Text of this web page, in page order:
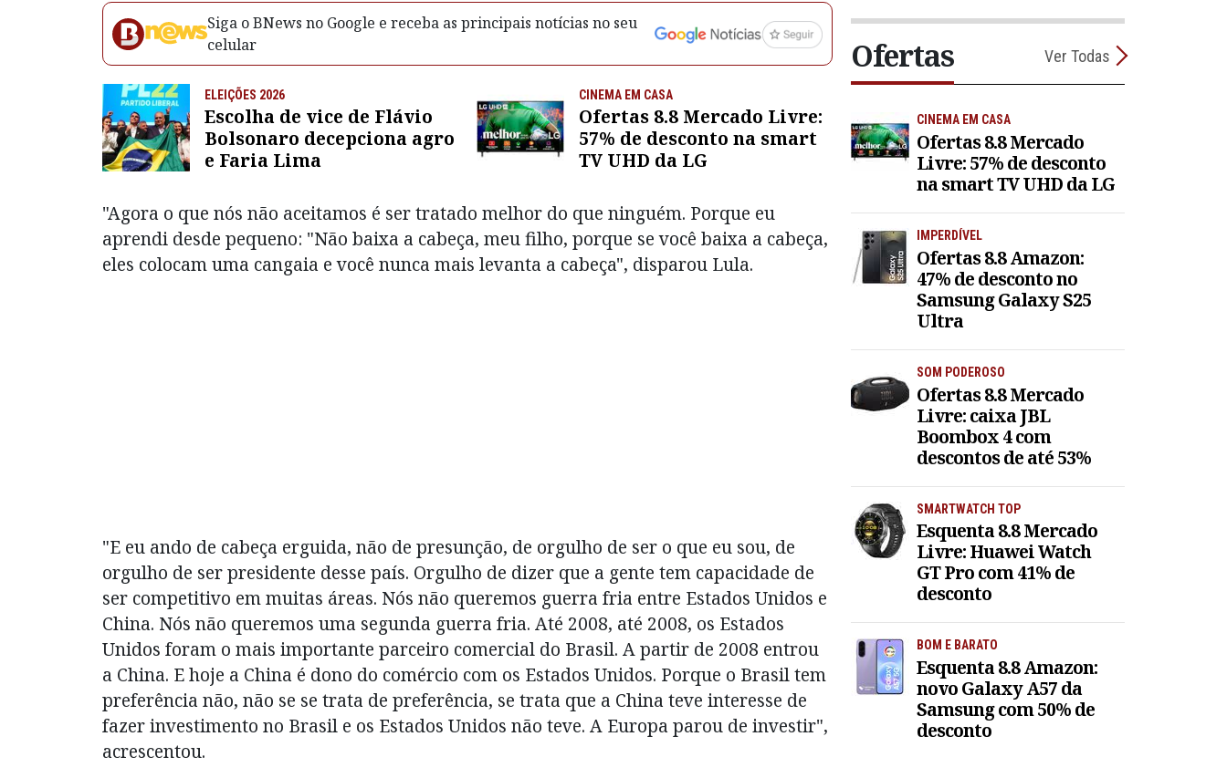
Siga o BNews no Google e receba as principais notícias no seu
celular
ELEIÇÕES 2026
Escolha de vice de Flávio
Bolsonaro decepciona agro
e Faria Lima
CINEMA EM CASA
Ofertas 8.8 Mercado Livre:
57% de desconto na smart
TV UHD da LG
"Agora o que nós não aceitamos é ser tratado melhor do que ninguém. Porque eu
aprendi desde pequeno: "Não baixa a cabeça, meu filho, porque se você baixa a cabeça,
eles colocam uma cangaia e você nunca mais levanta a cabeça", disparou Lula.
"E eu ando de cabeça erguida, não de presunção, de orgulho de ser o que eu sou, de
orgulho de ser presidente desse país. Orgulho de dizer que a gente tem capacidade de
ser competitivo em muitas áreas. Nós não queremos guerra fria entre Estados Unidos e
China. Nós não queremos uma segunda guerra fria. Até 2008, até 2008, os Estados
Unidos foram o mais importante parceiro comercial do Brasil. A partir de 2008 entrou
a China. E hoje a China é dono do comércio com os Estados Unidos. Porque o Brasil tem
preferência não, não se se trata de preferência, se trata que a China teve interesse de
fazer investimento no Brasil e os Estados Unidos não teve. A Europa parou de investir",
acrescentou.
Ofertas Ver Todas
CINEMA EM CASA
Ofertas 8.8 Mercado
Livre: 57% de desconto
na smart TV UHD da LG
IMPERDÍVEL
Ofertas 8.8 Amazon:
47% de desconto no
Samsung Galaxy S25
Ultra
SOM PODEROSO
Ofertas 8.8 Mercado
Livre: caixa JBL
Boombox 4 com
descontos de até 53%
SMARTWATCH TOP
Esquenta 8.8 Mercado
Livre: Huawei Watch
GT Pro com 41% de
desconto
BOM E BARATO
Esquenta 8.8 Amazon:
novo Galaxy A57 da
Samsung com 50% de
desconto